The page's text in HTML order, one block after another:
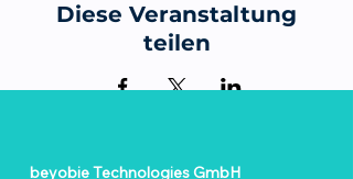
Diese Veranstaltung
teilen
beyobie Technologies GmbH